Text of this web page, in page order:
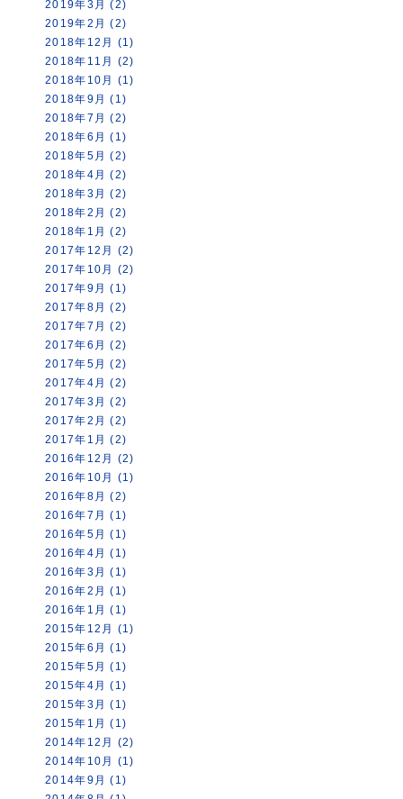
2019年3月 (2)
2019年2月 (2)
2018年12月 (1)
2018年11月 (2)
2018年10月 (1)
2018年9月 (1)
2018年7月 (2)
2018年6月 (1)
2018年5月 (2)
2018年4月 (2)
2018年3月 (2)
2018年2月 (2)
2018年1月 (2)
2017年12月 (2)
2017年10月 (2)
2017年9月 (1)
2017年8月 (2)
2017年7月 (2)
2017年6月 (2)
2017年5月 (2)
2017年4月 (2)
2017年3月 (2)
2017年2月 (2)
2017年1月 (2)
2016年12月 (2)
2016年10月 (1)
2016年8月 (2)
2016年7月 (1)
2016年5月 (1)
2016年4月 (1)
2016年3月 (1)
2016年2月 (1)
2016年1月 (1)
2015年12月 (1)
2015年6月 (1)
2015年5月 (1)
2015年4月 (1)
2015年3月 (1)
2015年1月 (1)
2014年12月 (2)
2014年10月 (1)
2014年9月 (1)